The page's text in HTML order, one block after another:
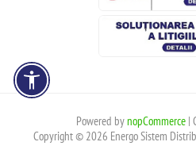
Powered bynopCommerce|
Copyright © 2026 Energo Sistem